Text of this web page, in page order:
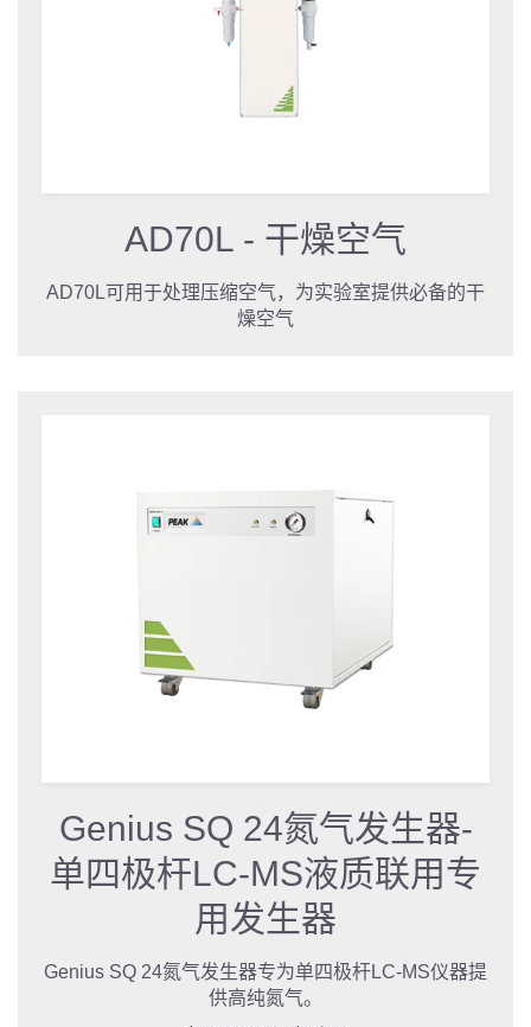
AD70L - 干燥空气
AD70L可用于处理压缩空气，为实验室提供必备的干
燥空气
Genius SQ 24氮气发生器-
单四极杆LC-MS液质联用专
用发生器
Genius SQ 24氮气发生器专为单四极杆LC-MS仪器提
供高纯氮气。